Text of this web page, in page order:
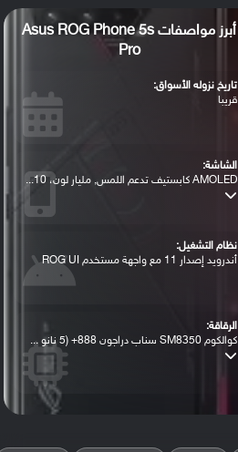
أبرز مواصفات Asus ROG Phone 5s
Pro
تاريخ نزوله الأسواق:
قريبا
الشاشة:
AMOLED كابستيف تدعم اللمس, مليار لون، 10...
نظام التشغيل:
أندرويد إصدار 11 مع واجهة مستخدم ROG UI
الرقاقة:
كوالكوم SM8350 سناب دراجون 888+ (5 نانو ...
الرام / التخزين: